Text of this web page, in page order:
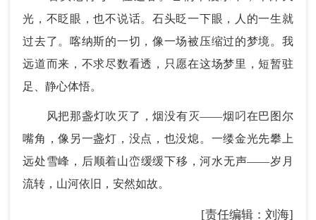
光，不眨眼，也不说话。石头眨一下眼，人的一生就
过去了。喀纳斯的一切，像一场被压缩过的梦境。我
远道而来，不求尽数看透，只愿在这场梦里，短暂驻
足、静心体悟。
风把那盏灯吹灭了，烟没有灭——烟叼在巴图尔
嘴角，像另一盏灯，没点，也没熄。一缕金光先攀上
远处雪峰，后顺着山峦缓缓下移，河水无声——岁月
流转，山河依旧，安然如故。
[责任编辑：刘海]